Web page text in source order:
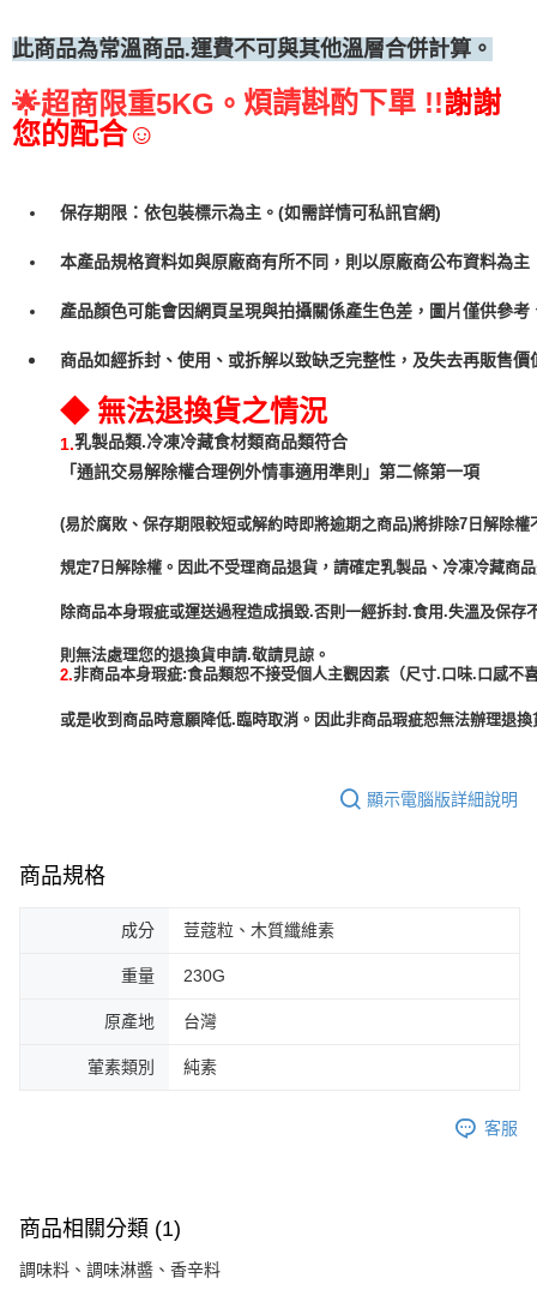
此商品為常溫商品.運費不可與其他溫層合併計算。
🌟超商限重5KG。 煩請斟酌下單 !!謝謝
您的配合☺
保存期限：依包裝標示為主。(如需詳情可私訊官網)
本產品規格資料如與原廠商有所不同，則以原廠商公布資料為主
產品顏色可能會因網頁呈現與拍攝關係產生色差，圖片僅供參
商品如經拆封、使用、或拆解以致缺乏完整性，及失去再販售
◆ 無法退換貨之情況
1.乳製品類.冷凍冷藏食材類商品類符合
「通訊交易解除權合理例外情事適用準則」第二條第一項
(易於腐敗、保存期限較短或解約時即將逾期之商品)將排除7日解除權
規定7日解除權。因此不受理商品退貨，請確定乳製品、冷凍冷藏商
除商品本身瑕疵或運送過程造成損毀.否則一經拆封.食用.失溫及保存
2.非商品本身瑕疵:食品類恕不接受個人主觀因素（尺寸.口味.口感不
或是收到商品時意願降低.臨時取消。因此非商品瑕疵恕無法辦理退
顯示電腦版詳細說明
商品規格
成分 荳蔻粒、木質纖維素
重量 230G
原產地 台灣
葷素類別 純素
客服
商品相關分類 (1)
調味料、調味淋醬、香辛料